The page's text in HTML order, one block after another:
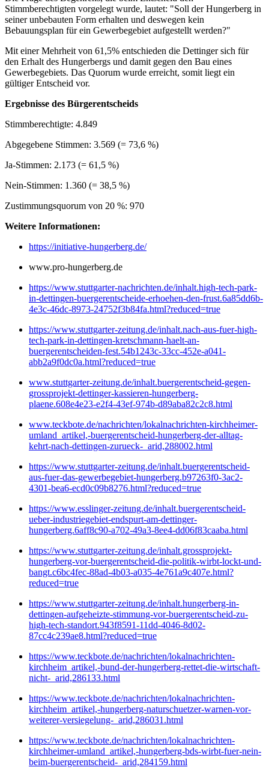
Stimmberechtigten vorgelegt wurde, lautet: "Soll der Hungerberg in
seiner unbebauten Form erhalten und deswegen kein
Bebauungsplan für ein Gewerbegebiet aufgestellt werden?"
Mit einer Mehrheit von 61,5% entschieden die Dettinger sich für
den Erhalt des Hungerbergs und damit gegen den Bau eines
Gewerbegebiets. Das Quorum wurde erreicht, somit liegt ein
gültiger Entscheid vor.
Ergebnisse des Bürgerentscheids
Stimmberechtigte: 4.849
Abgegebene Stimmen: 3.569 (= 73,6 %)
Ja-Stimmen: 2.173 (= 61,5 %)
Nein-Stimmen: 1.360 (= 38,5 %)
Zustimmungsquorum von 20 %: 970
Weitere Informationen:
https://initiative-hungerberg.de/
www.pro-hungerberg.de
https://www.stuttgarter-nachrichten.de/inhalt.high-tech-park-
in-dettingen-buergerentscheide-erhoehen-den-frust.6a85dd6b-
4e3c-46dc-8973-24752f3b84fa.html?reduced=true
https://www.stuttgarter-zeitung.de/inhalt.nach-aus-fuer-high-
tech-park-in-dettingen-kretschmann-haelt-an-
buergerentscheiden-fest.54b1243c-33cc-452e-a041-
abb2a9f0dc0a.html?reduced=true
www.stuttgarter-zeitung.de/inhalt.buergerentscheid-gegen-
grossprojekt-dettinger-kassieren-hungerberg-
plaene.608e4e23-e2f4-43ef-974b-d89aba82c2c8.html
www.teckbote.de/nachrichten/lokalnachrichten-kirchheimer-
umland_artikel,-buergerentscheid-hungerberg-der-alltag-
kehrt-nach-dettingen-zurueck-_arid,288002.html
https://www.stuttgarter-zeitung.de/inhalt.buergerentscheid-
aus-fuer-das-gewerbegebiet-hungerberg.b97263f0-3ac2-
4301-bea6-ecd0c09b8276.html?reduced=true
https://www.esslinger-zeitung.de/inhalt.buergerentscheid-
ueber-industriegebiet-endspurt-am-dettinger-
hungerberg.6aff8c90-a702-49a3-8ee4-dd06f83caaba.html
https://www.stuttgarter-zeitung.de/inhalt.grossprojekt-
hungerberg-vor-buergerentscheid-die-politik-wirbt-lockt-und-
bangt.c6bc4fec-88ad-4b03-a035-4e761a9c407e.html?
reduced=true
https://www.stuttgarter-zeitung.de/inhalt.hungerberg-in-
dettingen-aufgeheizte-stimmung-vor-buergerentscheid-zu-
high-tech-standort.943f8591-11dd-4046-8d02-
87cc4c239ae8.html?reduced=true
https://www.teckbote.de/nachrichten/lokalnachrichten-
kirchheim_artikel,-bund-der-hungerberg-rettet-die-wirtschaft-
nicht-_arid,286133.html
https://www.teckbote.de/nachrichten/lokalnachrichten-
kirchheim_artikel,-hungerberg-naturschuetzer-warnen-vor-
weiterer-versiegelung-_arid,286031.html
https://www.teckbote.de/nachrichten/lokalnachrichten-
kirchheimer-umland_artikel,-hungerberg-bds-wirbt-fuer-nein-
beim-buergerentscheid-_arid,284159.html